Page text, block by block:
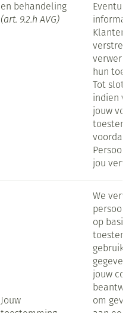
en behandeling
(art. 9.2.h AVG)
Klanten
verwerkt
hun
Tot slot
indien
jouw
voordat
jou
Jouw
We
op basis
jouw
om